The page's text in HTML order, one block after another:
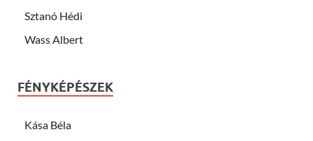
Sztanó Hédi
Wass Albert
FÉNYKÉPÉSZEK
Kása Béla